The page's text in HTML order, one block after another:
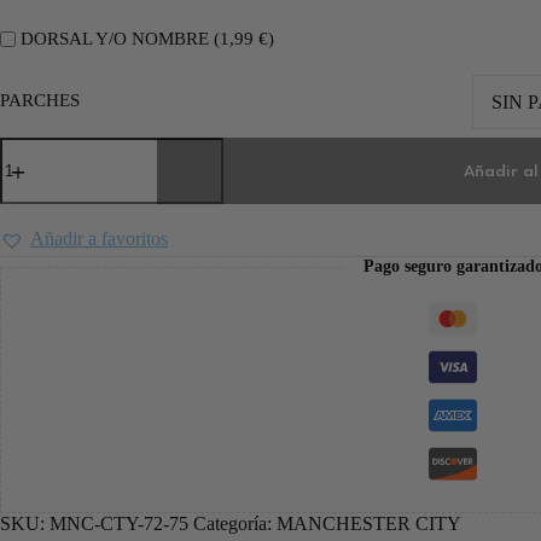
DORSAL Y/O NOMBRE (1,99 €)
PARCHES SIN
Añadir
Añadir a favoritos
Pago seguro
SKU: MNC-CTY-72-75 Categoría: MANCHESTER CITY